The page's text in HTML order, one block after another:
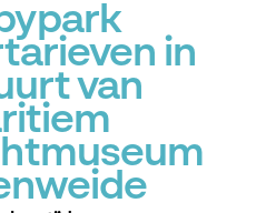
in
van